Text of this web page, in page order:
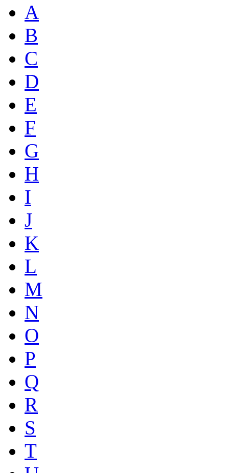
A
B
C
D
E
F
G
H
I
J
K
L
M
N
O
P
Q
R
S
T